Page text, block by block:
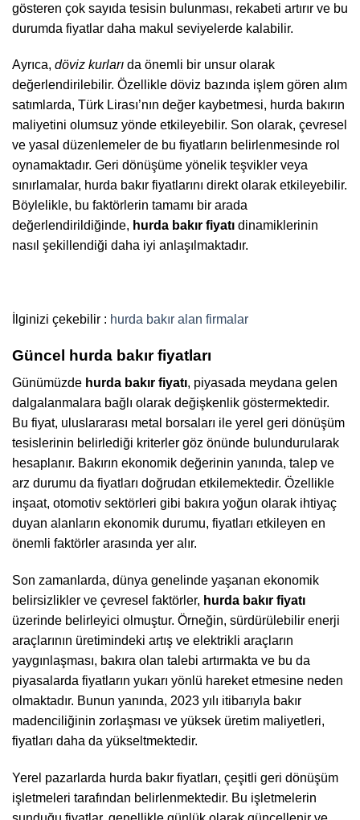
gösteren çok sayıda tesisin bulunması, rekabeti artırır ve bu
durumda fiyatlar daha makul seviyelerde kalabilir.
Ayrıca, döviz kurları da önemli bir unsur olarak
değerlendirilebilir. Özellikle döviz bazında işlem gören alım
satımlarda, Türk Lirası’nın değer kaybetmesi, hurda bakırın
maliyetini olumsuz yönde etkileyebilir. Son olarak, çevresel
ve yasal düzenlemeler de bu fiyatların belirlenmesinde rol
oynamaktadır. Geri dönüşüme yönelik teşvikler veya
sınırlamalar, hurda bakır fiyatlarını direkt olarak etkileyebilir.
Böylelikle, bu faktörlerin tamamı bir arada
değerlendirildiğinde, hurda bakır fiyatı dinamiklerinin
nasıl şekillendiği daha iyi anlaşılmaktadır.
İlginizi çekebilir : hurda bakır alan firmalar
Güncel hurda bakır fiyatları
Günümüzde hurda bakır fiyatı, piyasada meydana gelen
dalgalanmalara bağlı olarak değişkenlik göstermektedir.
Bu fiyat, uluslararası metal borsaları ile yerel geri dönüşüm
tesislerinin belirlediği kriterler göz önünde bulundurularak
hesaplanır. Bakırın ekonomik değerinin yanında, talep ve
arz durumu da fiyatları doğrudan etkilemektedir. Özellikle
inşaat, otomotiv sektörleri gibi bakıra yoğun olarak ihtiyaç
duyan alanların ekonomik durumu, fiyatları etkileyen en
önemli faktörler arasında yer alır.
Son zamanlarda, dünya genelinde yaşanan ekonomik
belirsizlikler ve çevresel faktörler, hurda bakır fiyatı
üzerinde belirleyici olmuştur. Örneğin, sürdürülebilir enerji
araçlarının üretimindeki artış ve elektrikli araçların
yaygınlaşması, bakıra olan talebi artırmakta ve bu da
piyasalarda fiyatların yukarı yönlü hareket etmesine neden
olmaktadır. Bunun yanında, 2023 yılı itibarıyla bakır
madenciliğinin zorlaşması ve yüksek üretim maliyetleri,
fiyatları daha da yükseltmektedir.
Yerel pazarlarda hurda bakır fiyatları, çeşitli geri dönüşüm
işletmeleri tarafından belirlenmektedir. Bu işletmelerin